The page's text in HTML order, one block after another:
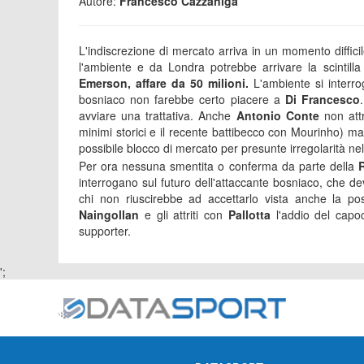
L'indiscrezione di mercato arriva in un momento
l'ambiente e da Londra potrebbe arrivare la
Emerson, affare da 50 milioni. L'ambiente si
bosniaco non farebbe certo piacere a Di Francesco
avviare una trattativa. Anche Antonio Contenon
minimi storici e il recente battibecco con Mourinho)
possibile blocco di mercato per presunte irregolarità
Per ora nessuna smentita o conferma da parte della
interrogano sul futuro dell'attaccante bosniaco, che
chi non riuscirebbe ad accettarlo vista anche la
Naingollan e gli attriti con Pallottal'addio del
supporter.
';